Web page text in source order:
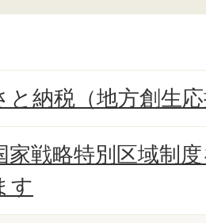
と納税（地方創生
家戦略特別区域制
す